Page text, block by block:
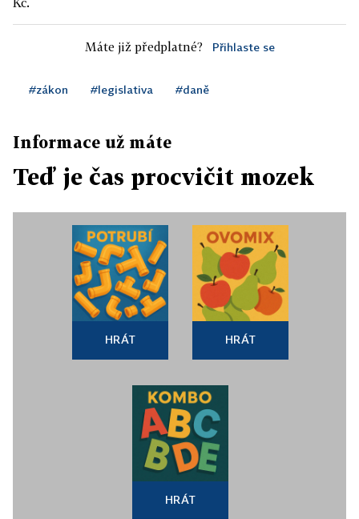
Máte již předplatné? Přihlaste se
#zákon #legislativa #daně
Informace už máte
Teď je čas procvičit mozek
HRÁT HRÁT
HRÁT